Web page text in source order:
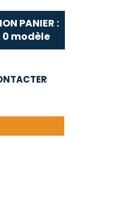
PANIER :
0 modèle